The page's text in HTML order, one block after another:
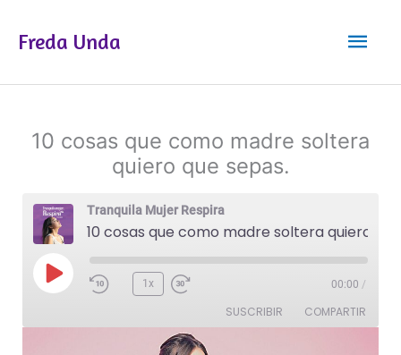
Freda Unda
10 cosas que como madre soltera
quiero que sepas.
Tranquila Mujer Respira
Reproducir
episodio
1x 00:00 /
SUSCRIBIR COMPARTIR